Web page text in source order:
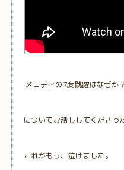
メロディの7度跳躍はなぜか？
についてお話ししてくださっ
これがもう、泣けました。